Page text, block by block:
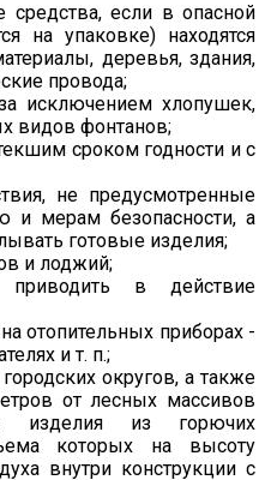
средства, если в опасной
на упаковке) находятся
деревья, здания,
провода;
исключением хлопушек,
видов фонтанов;
сроком годности и с
не предусмотренные
и мерам безопасности, а
готовые изделия;
и лоджий;
приводить в действие
отопительных приборах -
и т. п.;
округов, а также
от лесных массивов
изделия из горючих
которых на высоту
внутри конструкции с